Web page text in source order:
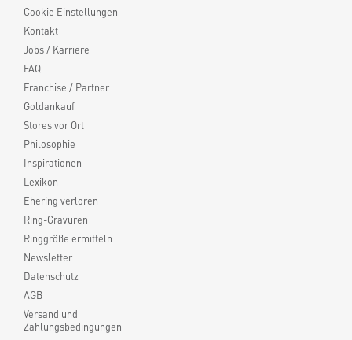
Cookie Einstellungen
Kontakt
Jobs / Karriere
FAQ
Franchise / Partner
Goldankauf
Stores vor Ort
Philosophie
Inspirationen
Lexikon
Ehering verloren
Ring-Gravuren
Ringgröße ermitteln
Newsletter
Datenschutz
AGB
Versand und
Zahlungsbedingungen